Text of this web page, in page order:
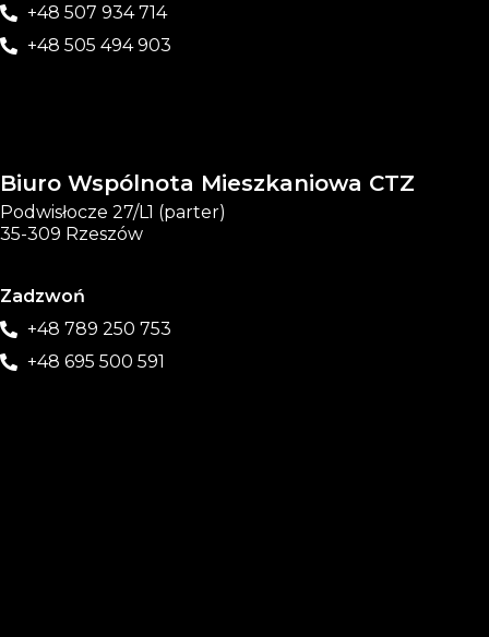
+48 507 934 714
+48 505 494 903
Biuro Wspólnota Mieszkaniowa CTZ
Podwisłocze 27/L1 (parter)
35-309 Rzeszów
Zadzwoń
+48 789 250 753
+48 695 500 591